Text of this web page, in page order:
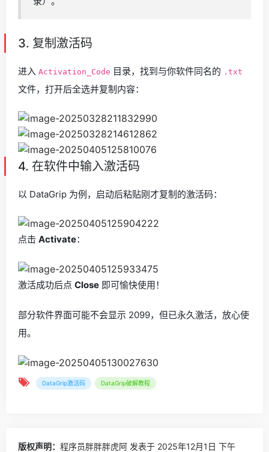
3. 复制激活码
进入 Activation_Code 目录，找到与你软件同名的 .txt
文件，打开后全选并复制内容：
4. 在软件中输入激活码
以 DataGrip 为例，启动后粘贴刚才复制的激活码：
点击 Activate：
激活成功后点 Close 即可愉快使用！
部分软件界面可能不会显示 2099，但已永久激活，放心使
用。
DataGrip激活码 DataGrip破解教程
版权声明： 程序员胖胖胖虎阿 发表于 2025年12月1日 下午